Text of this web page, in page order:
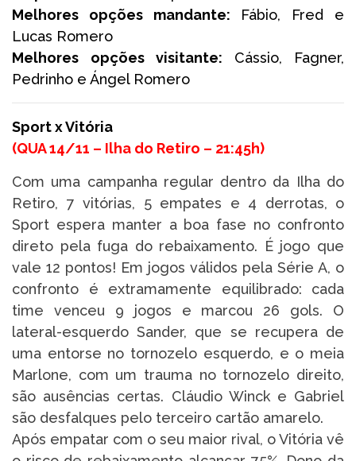
Melhores opções mandante: Fábio, Fred e
Lucas Romero
Melhores opções visitante: Cássio, Fagner,
Pedrinho e Ángel Romero
Sport x Vitória
(QUA 14/11 – Ilha do Retiro – 21:45h)
Com uma campanha regular dentro da Ilha do
Retiro, 7 vitórias, 5 empates e 4 derrotas, o
Sport espera manter a boa fase no confronto
direto pela fuga do rebaixamento. É jogo que
vale 12 pontos! Em jogos válidos pela Série A, o
confronto é extramamente equilibrado: cada
time venceu 9 jogos e marcou 26 gols. O
lateral-esquerdo Sander, que se recupera de
uma entorse no tornozelo esquerdo, e o meia
Marlone, com um trauma no tornozelo direito,
são ausências certas. Cláudio Winck e Gabriel
são desfalques pelo terceiro cartão amarelo.
Após empatar com o seu maior rival, o Vitória vê